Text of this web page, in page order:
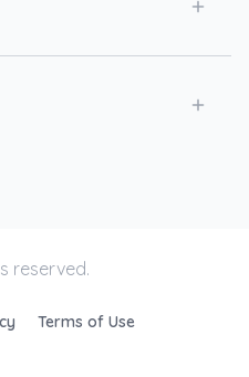
reserved.
Terms of Use